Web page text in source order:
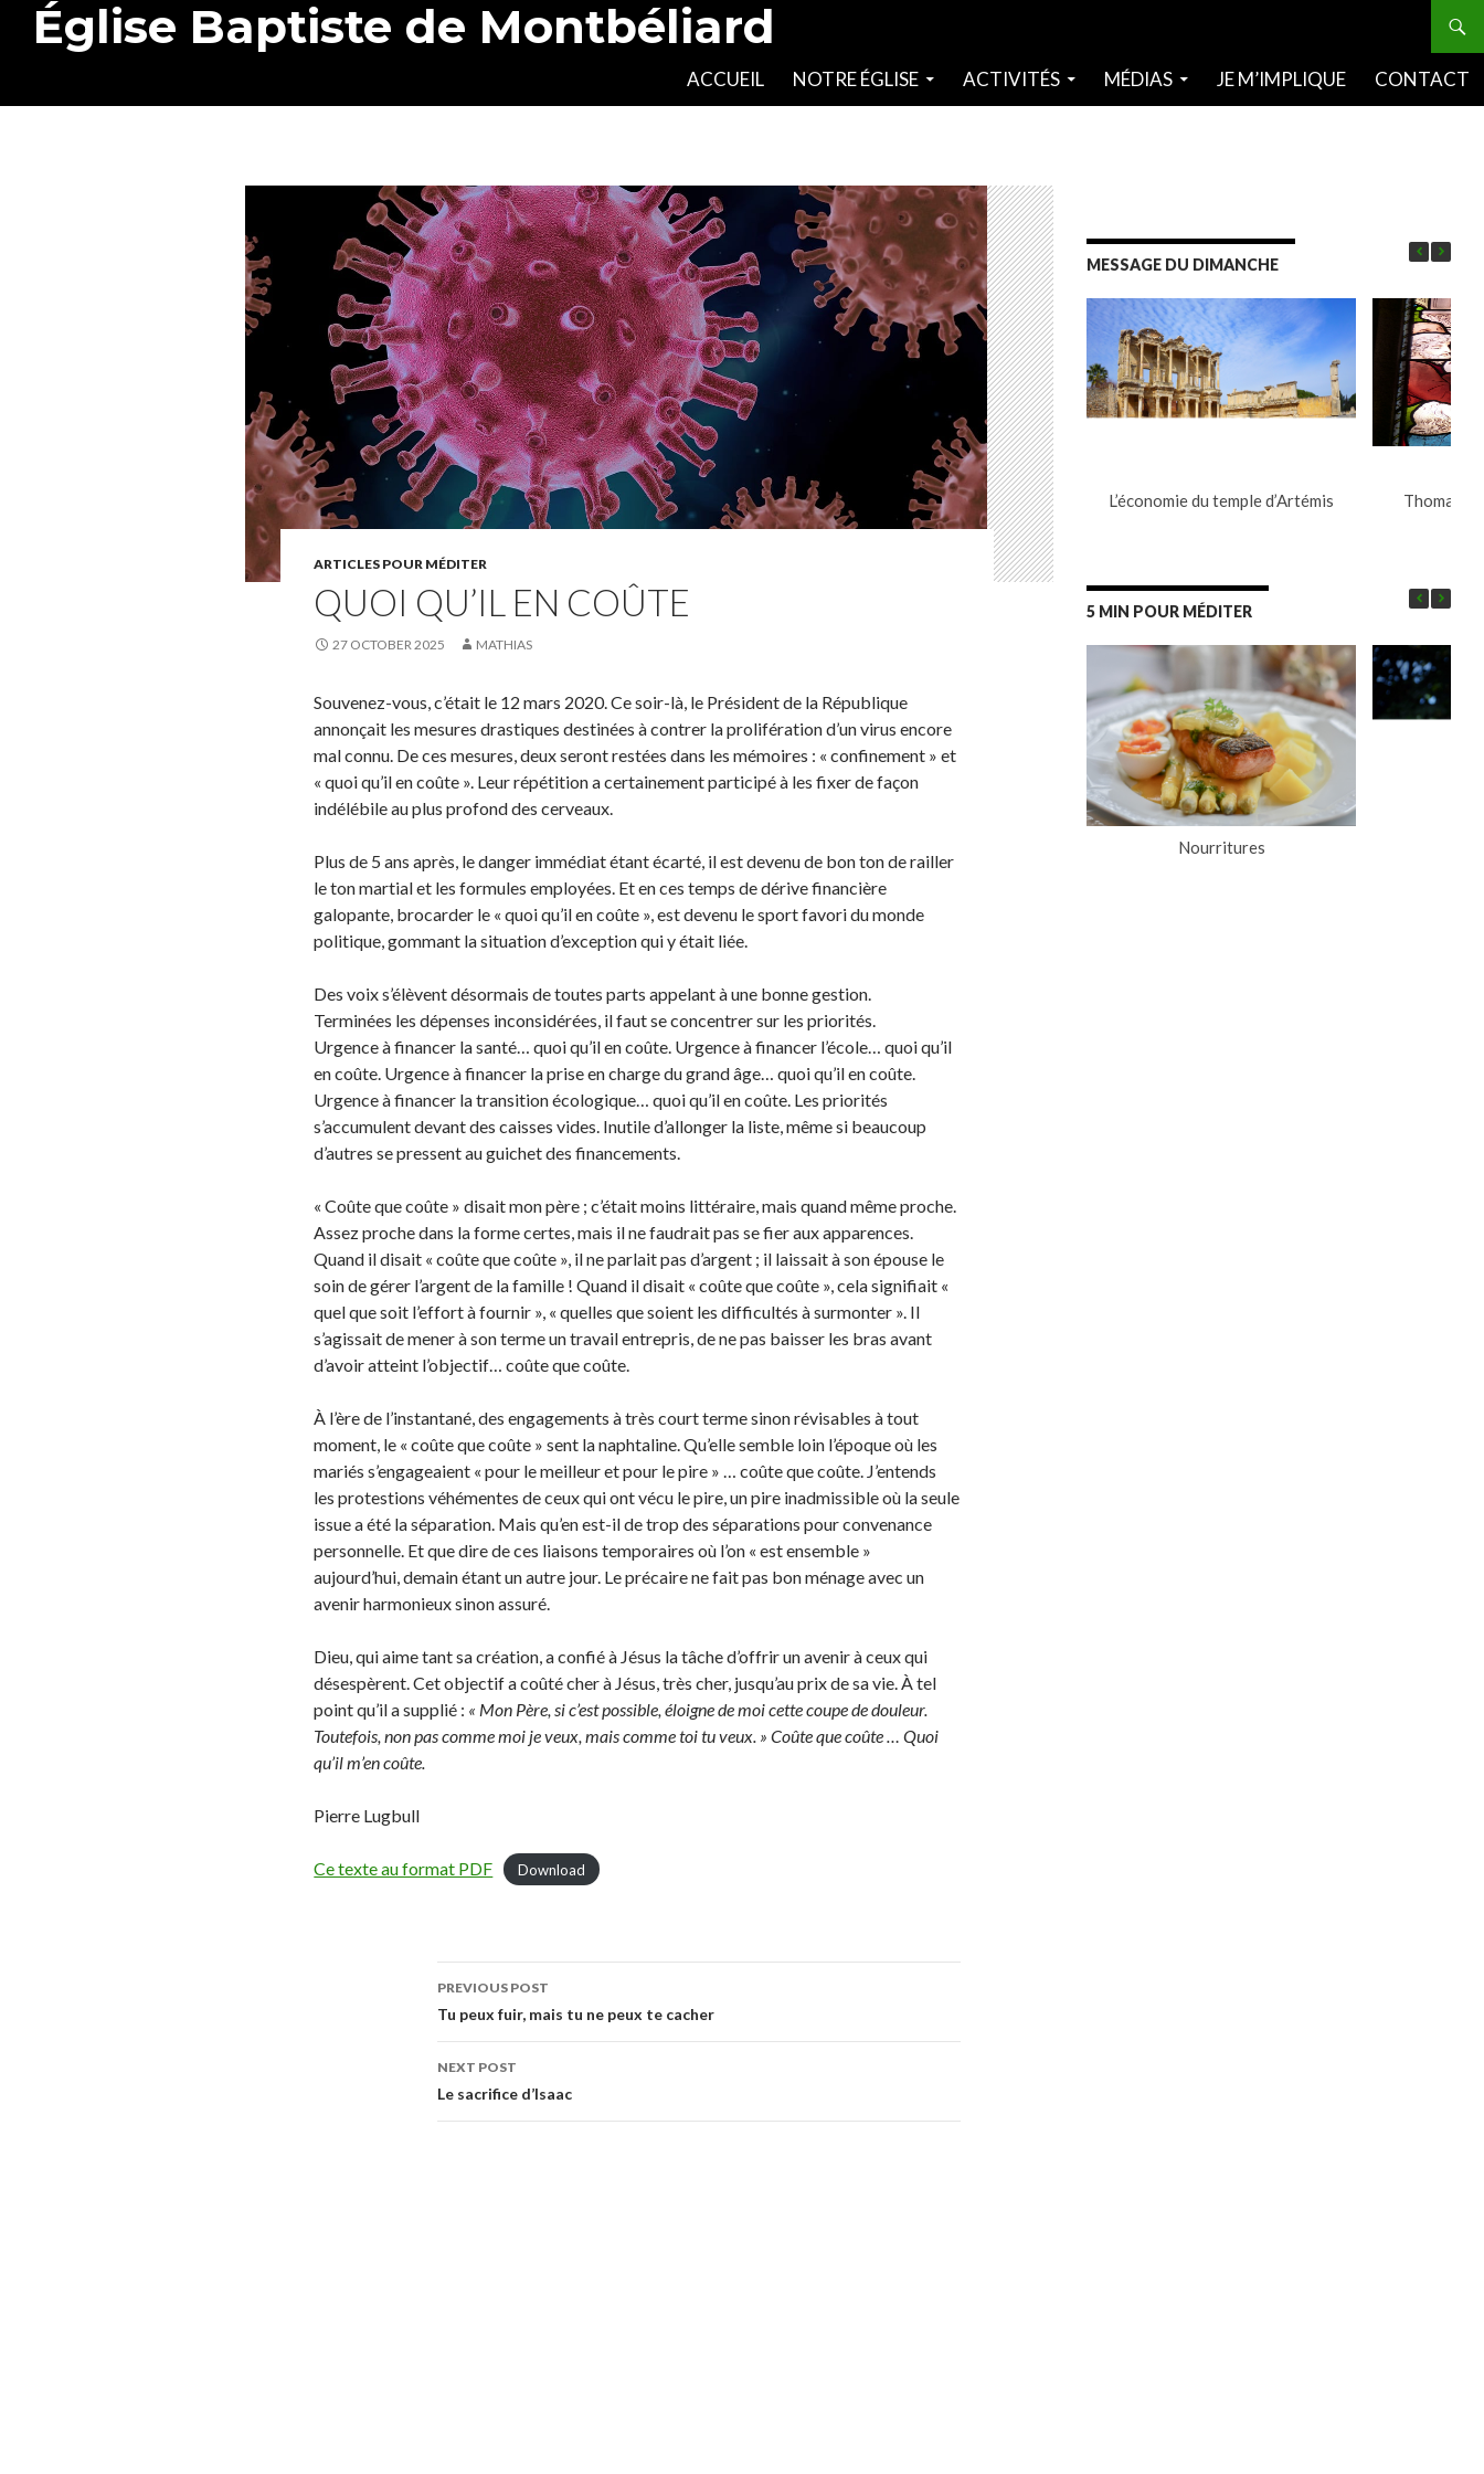
Église Baptiste de Montbéliard
Search
ACCUEIL NOTRE ÉGLISE ACTIVITÉS MÉDIAS JE M’IMPLIQUE CONTACT
ARTICLES POUR MÉDITER
QUOI QU’IL EN COÛTE
27 OCTOBER 2025 MATHIAS
Souvenez-vous, c’était le 12 mars 2020. Ce soir-là, le Président de la République
annonçait les mesures drastiques destinées à contrer la prolifération d’un virus encore
mal connu. De ces mesures, deux seront restées dans les mémoires : « confinement » et
« quoi qu’il en coûte ». Leur répétition a certainement participé à les fixer de façon
indélébile au plus profond des cerveaux.
Plus de 5 ans après, le danger immédiat étant écarté, il est devenu de bon ton de railler
le ton martial et les formules employées. Et en ces temps de dérive financière
galopante, brocarder le « quoi qu’il en coûte », est devenu le sport favori du monde
politique, gommant la situation d’exception qui y était liée.
Des voix s’élèvent désormais de toutes parts appelant à une bonne gestion.
Terminées les dépenses inconsidérées, il faut se concentrer sur les priorités.
Urgence à financer la santé… quoi qu’il en coûte. Urgence à financer l’école… quoi qu’il
en coûte. Urgence à financer la prise en charge du grand âge… quoi qu’il en coûte.
Urgence à financer la transition écologique… quoi qu’il en coûte. Les priorités
s’accumulent devant des caisses vides. Inutile d’allonger la liste, même si beaucoup
d’autres se pressent au guichet des financements.
« Coûte que coûte » disait mon père ; c’était moins littéraire, mais quand même proche.
Assez proche dans la forme certes, mais il ne faudrait pas se fier aux apparences.
Quand il disait « coûte que coûte », il ne parlait pas d’argent ; il laissait à son épouse le
soin de gérer l’argent de la famille ! Quand il disait « coûte que coûte », cela signifiait «
quel que soit l’effort à fournir », « quelles que soient les difficultés à surmonter ». Il
s’agissait de mener à son terme un travail entrepris, de ne pas baisser les bras avant
d’avoir atteint l’objectif… coûte que coûte.
À l’ère de l’instantané, des engagements à très court terme sinon révisables à tout
moment, le « coûte que coûte » sent la naphtaline. Qu’elle semble loin l’époque où les
mariés s’engageaient « pour le meilleur et pour le pire » … coûte que coûte. J’entends
les protestions véhémentes de ceux qui ont vécu le pire, un pire inadmissible où la seule
issue a été la séparation. Mais qu’en est-il de trop des séparations pour convenance
personnelle. Et que dire de ces liaisons temporaires où l’on « est ensemble »
aujourd’hui, demain étant un autre jour. Le précaire ne fait pas bon ménage avec un
avenir harmonieux sinon assuré.
Dieu, qui aime tant sa création, a confié à Jésus la tâche d’offrir un avenir à ceux qui
désespèrent. Cet objectif a coûté cher à Jésus, très cher, jusqu’au prix de sa vie. À tel
point qu’il a supplié : « Mon Père, si c’est possible, éloigne de moi cette coupe de douleur.
Toutefois, non pas comme moi je veux, mais comme toi tu veux. » Coûte que coûte … Quoi
qu’il m’en coûte.
Pierre Lugbull
Ce texte au format PDF Download
Post
navigation
PREVIOUS POST
Tu peux fuir, mais tu ne peux te cacher
NEXT POST
Le sacrifice d’Isaac
MESSAGE DU DIMANCHE
L’économie du temple d’Artémis
Thomas
5 MIN POUR MÉDITER
Nourritures